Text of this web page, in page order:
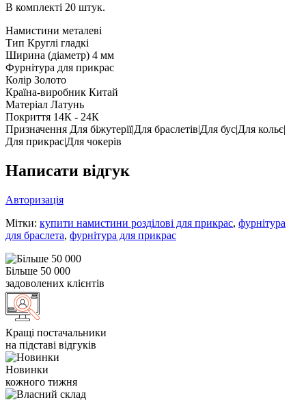
В комплекті 20 штук.
Намистини металеві
Тип Круглі гладкі
Ширина (діаметр) 4 мм
Фурнітура для прикрас
Колір Золото
Країна-виробник Китай
Матеріал Латунь
Покриття 14К - 24К
Призначення Для біжутерії|Для браслетів|Для бус|Для кольє|
Для прикрас|Для чокерів
Написати відгук
Авторизація
Мітки: купити намистини розділові для прикрас, фурнітура
для браслета, фурнітура для прикрас
Більше 50 000
задоволених клієнтів
Кращі постачальники
на підставі відгуків
Новинки
кожного тижня